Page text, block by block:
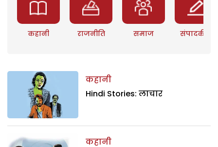
कहानी राजनीति समाज संपादकीय
कहानी
Hindi Stories: लाचार
कहानी